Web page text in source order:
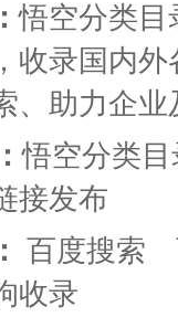
悟空分类目
收录国内
、助力企
悟空分类
接发布
百度搜索
收录